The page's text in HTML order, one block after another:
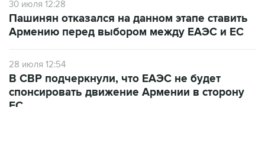
Армению перед выбором между ЕАЭС и ЕС
28 июля 12:54
спонсировать движение Армении в сторону
ЕС